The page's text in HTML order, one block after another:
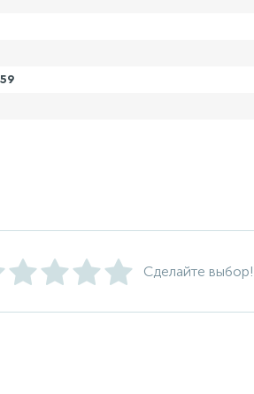
Сделайте выбор!